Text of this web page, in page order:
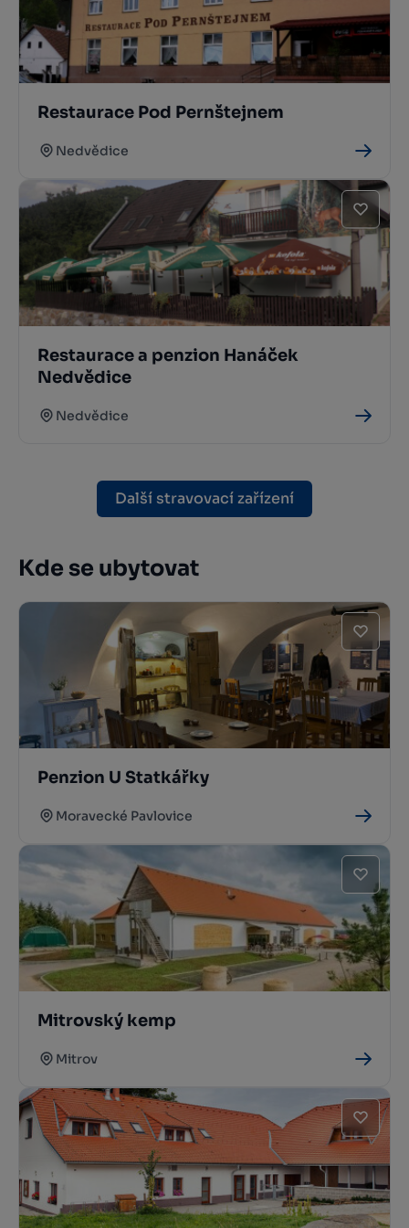
Restaurace Pod Pernštejnem
Nedvědice
Restaurace a penzion Hanáček
Nedvědice
Nedvědice
Další stravovací zařízení
Kde se ubytovat
Penzion U Statkářky
Moravecké Pavlovice
Mitrovský kemp
Mitrov